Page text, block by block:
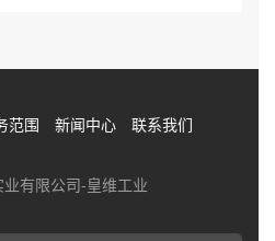
范围 新闻中心 联系我们
业有限公司-皇维工业